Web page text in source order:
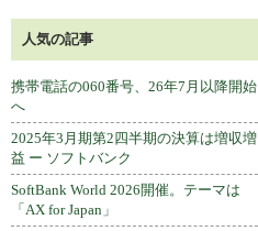
人気の記事
携帯電話の060番号、26年7月以降開始
へ
2025年3月期第2四半期の決算は増収増
益 ー ソフトバンク
SoftBank World 2026開催。テーマは
「AX for Japan」